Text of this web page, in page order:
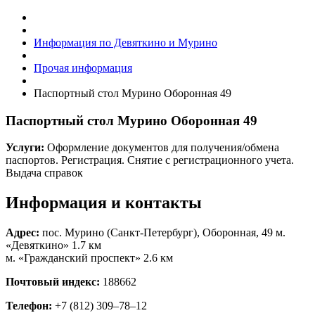
Информация по Девяткино и Мурино
Прочая информация
Паспортный стол Мурино Оборонная 49
Паспортный стол Мурино Оборонная 49
Услуги: Оформление документов для получения/обмена
паспортов. Регистрация. Снятие с регистрационного учета.
Выдача справок
Информация и контакты
Адрес: пос. Мурино (Санкт-Петербург), Оборонная, 49 м.
«Девяткино» 1.7 км
м. «Гражданский проспект» 2.6 км
Почтовый индекс: 188662
Телефон: +7 (812) 309–78–12